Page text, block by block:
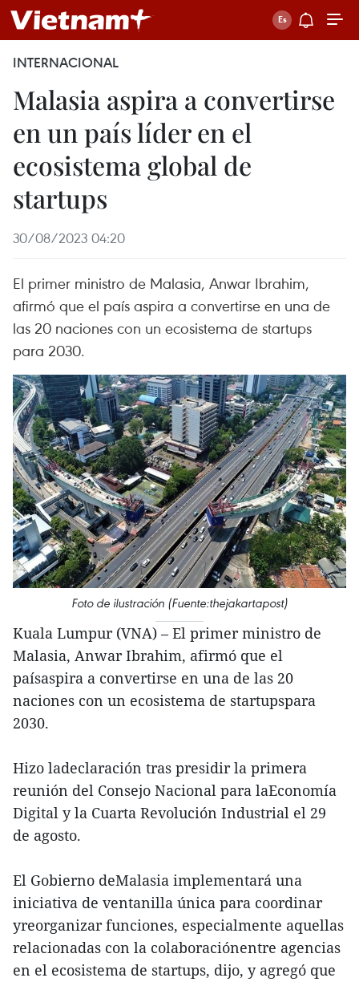
INTERNACIONAL
Malasia aspira a convertirse
en un país líder en el
ecosistema global de
startups
30/08/2023 04:20
El primer ministro de Malasia, Anwar Ibrahim,
afirmó que el país aspira a convertirse en una de
las 20 naciones con un ecosistema de startups
para 2030.
Foto de ilustración (Fuente:thejakartapost)
Kuala Lumpur (VNA) – El primer ministro de
Malasia, Anwar Ibrahim, afirmó que el
paísaspira a convertirse en una de las 20
naciones con un ecosistema de startupspara
2030.
Hizo ladeclaración tras presidir la primera
reunión del Consejo Nacional para laEconomía
Digital y la Cuarta Revolución Industrial el 29
de agosto.
El Gobierno deMalasia implementará una
iniciativa de ventanilla única para coordinar
yreorganizar funciones, especialmente aquellas
relacionadas con la colaboraciónentre agencias
en el ecosistema de startups, dijo, y agregó que